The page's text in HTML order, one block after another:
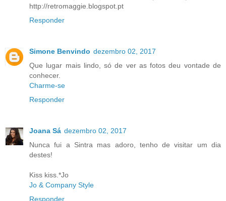
http://retromaggie.blogspot.pt
Responder
Simone Benvindo dezembro 02, 2017
Que lugar mais lindo, só de ver as fotos deu vontade de
conhecer.
Charme-se
Responder
Joana Sá dezembro 02, 2017
Nunca fui a Sintra mas adoro, tenho de visitar um dia
destes!
Kiss kiss.*Jo
Jo & Company Style
Responder